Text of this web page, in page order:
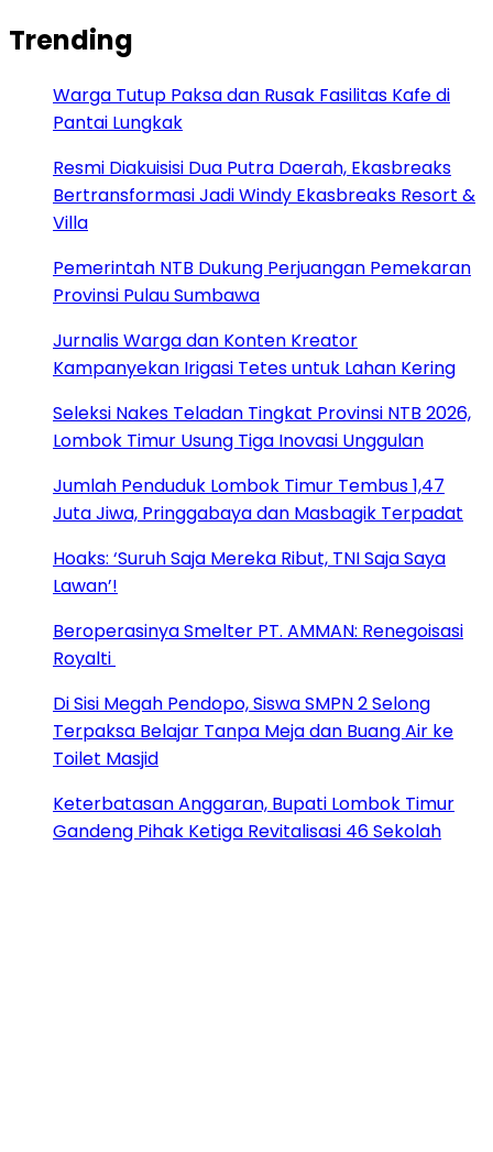
Trending
Warga Tutup Paksa dan Rusak Fasilitas Kafe di
Pantai Lungkak
Resmi Diakuisisi Dua Putra Daerah, Ekasbreaks
Bertransformasi Jadi Windy Ekasbreaks Resort &
Villa
Pemerintah NTB Dukung Perjuangan Pemekaran
Provinsi Pulau Sumbawa
Jurnalis Warga dan Konten Kreator
Kampanyekan Irigasi Tetes untuk Lahan Kering
Seleksi Nakes Teladan Tingkat Provinsi NTB 2026,
Lombok Timur Usung Tiga Inovasi Unggulan
Jumlah Penduduk Lombok Timur Tembus 1,47
Juta Jiwa, Pringgabaya dan Masbagik Terpadat
Hoaks: ‘Suruh Saja Mereka Ribut, TNI Saja Saya
Lawan’!
Beroperasinya Smelter PT. AMMAN: Renegoisasi
Royalti
Di Sisi Megah Pendopo, Siswa SMPN 2 Selong
Terpaksa Belajar Tanpa Meja dan Buang Air ke
Toilet Masjid
Keterbatasan Anggaran, Bupati Lombok Timur
Gandeng Pihak Ketiga Revitalisasi 46 Sekolah